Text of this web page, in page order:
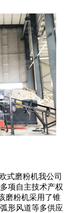
式磨粉机我公司
项自主技术产权
磨粉机采用了锥
形风道等多供应